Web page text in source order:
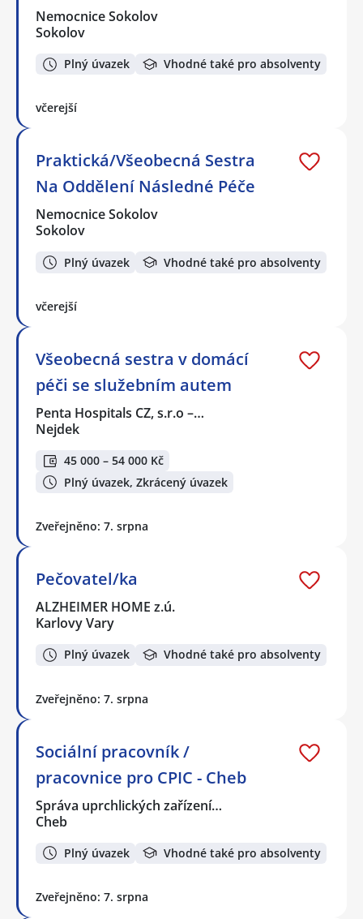
Nemocnice Sokolov
Sokolov
Plný úvazek Vhodné také pro absolventy
včerejší
Praktická/Všeobecná Sestra
Na Oddělení Následné Péče
Nemocnice Sokolov
Sokolov
Plný úvazek Vhodné také pro absolventy
včerejší
Všeobecná sestra v domácí
péči se služebním autem
Penta Hospitals CZ, s.r.o –…
Nejdek
45 000 – 54 000 Kč
Plný úvazek, Zkrácený úvazek
Zveřejněno: 7. srpna
Pečovatel/ka
ALZHEIMER HOME z.ú.
Karlovy Vary
Plný úvazek Vhodné také pro absolventy
Zveřejněno: 7. srpna
Sociální pracovník /
pracovnice pro CPIC - Cheb
Správa uprchlických zařízení…
Cheb
Plný úvazek Vhodné také pro absolventy
Zveřejněno: 7. srpna